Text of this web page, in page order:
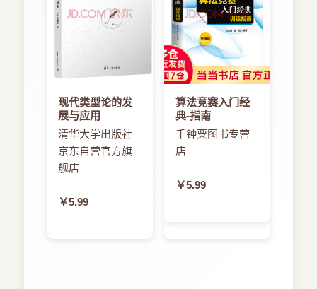
现代类型论的发
展与应用
清华大学出版社
京东自营官方旗
舰店
￥5.99
算法竞赛入门经
典-指南
千钟粟图书专营
店
￥5.99